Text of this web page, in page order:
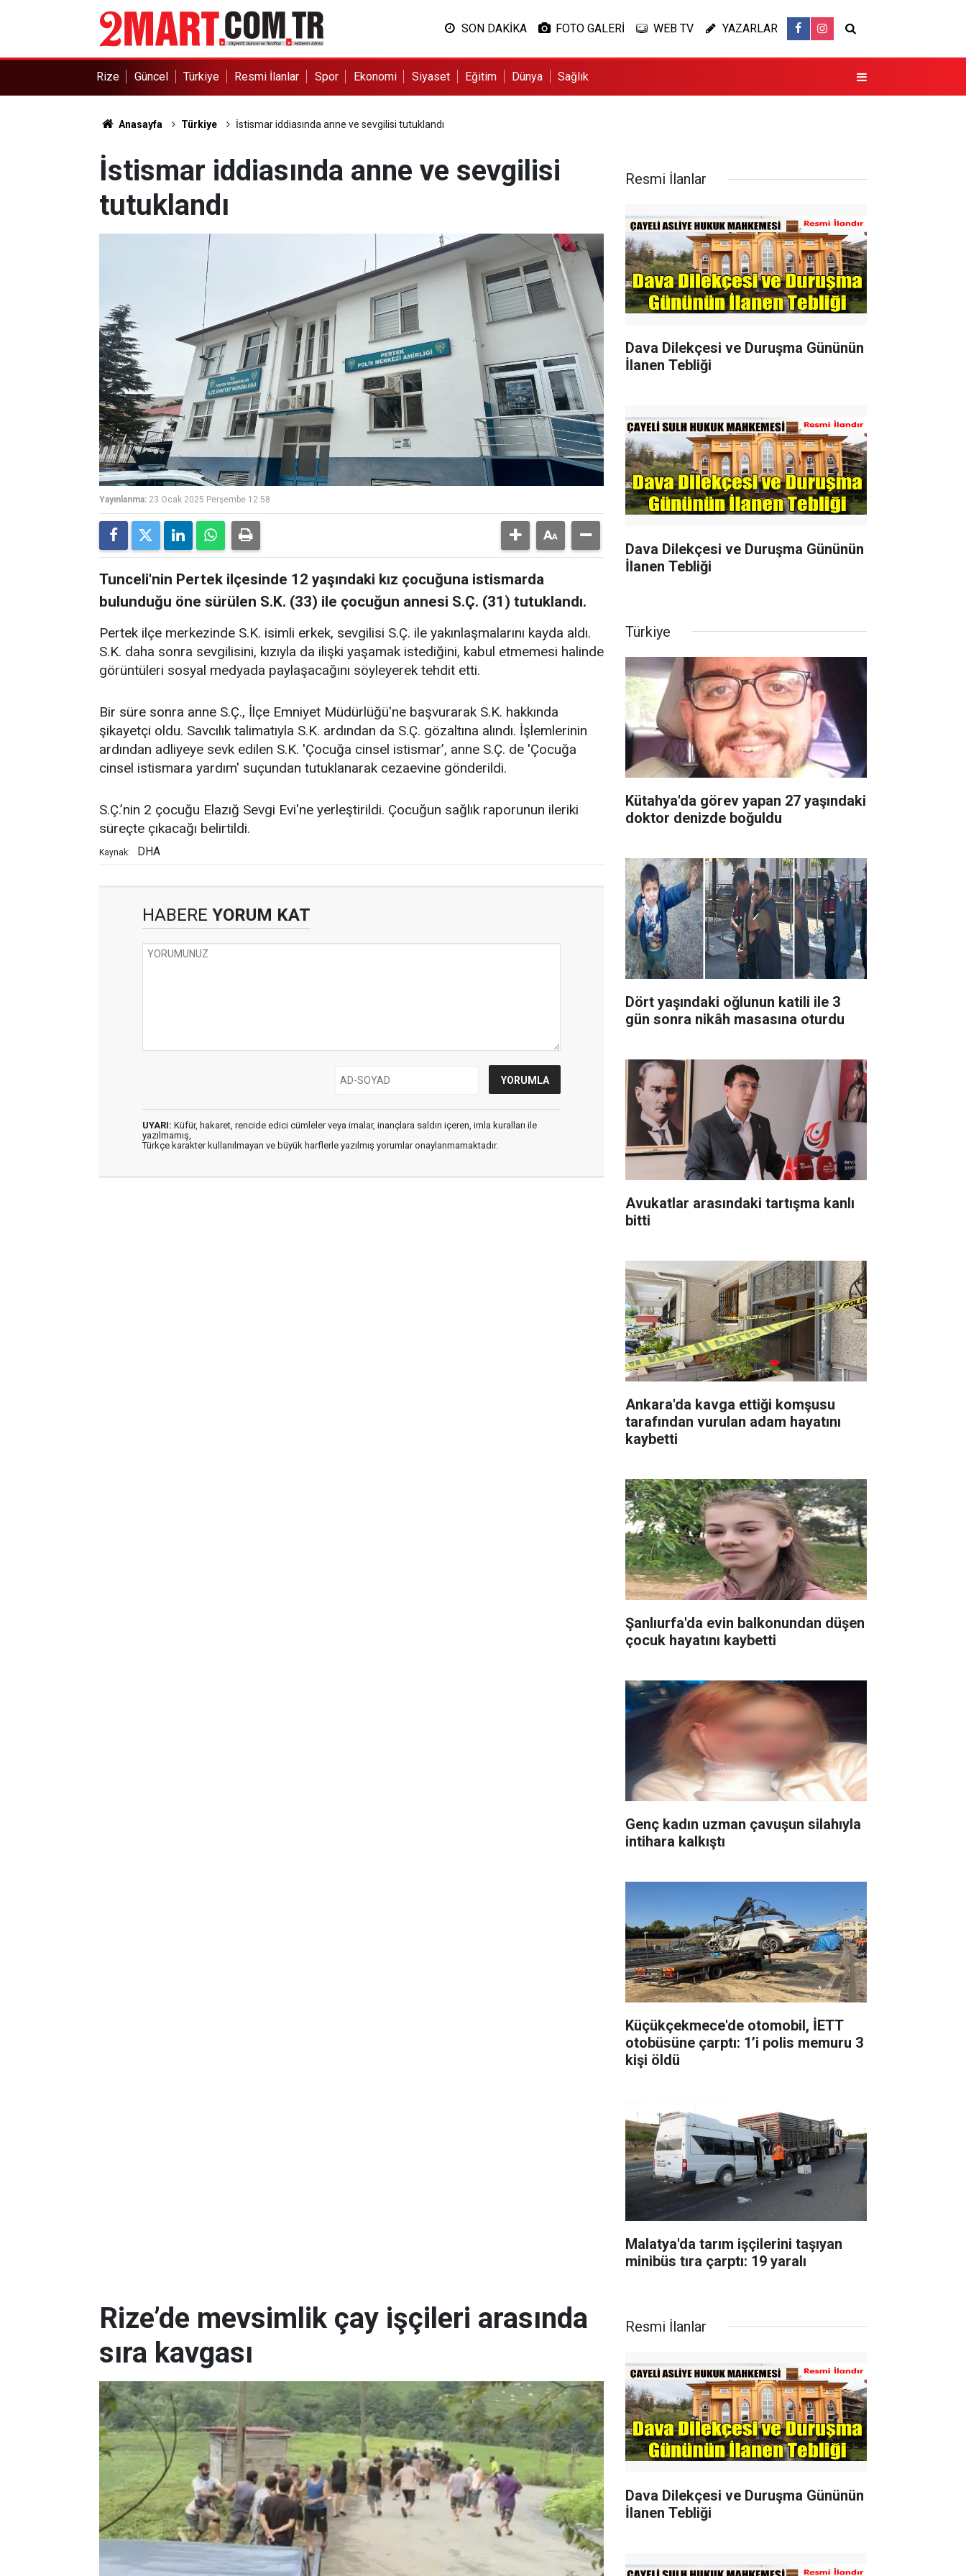
SON DAKİKA FOTO GALERİ WEB TV YAZARLAR
Rize Güncel Türkiye Resmi İlanlar Spor Ekonomi Siyaset Eğitim Dünya Sağlık
Anasayfa Türkiye İstismar iddiasında anne ve sevgilisi tutuklandı
İstismar iddiasında anne ve sevgilisi
tutuklandı
Yayınlanma: 23 Ocak 2025 Perşembe 12:58
Tunceli'nin Pertek ilçesinde 12 yaşındaki kız çocuğuna istismarda
bulunduğu öne sürülen S.K. (33) ile çocuğun annesi S.Ç. (31) tutuklandı.
Pertek ilçe merkezinde S.K. isimli erkek, sevgilisi S.Ç. ile yakınlaşmalarını kayda aldı.
S.K. daha sonra sevgilisini, kızıyla da ilişki yaşamak istediğini, kabul etmemesi halinde
görüntüleri sosyal medyada paylaşacağını söyleyerek tehdit etti.
Bir süre sonra anne S.Ç., İlçe Emniyet Müdürlüğü'ne başvurarak S.K. hakkında
şikayetçi oldu. Savcılık talimatıyla S.K. ardından da S.Ç. gözaltına alındı. İşlemlerinin
ardından adliyeye sevk edilen S.K. 'Çocuğa cinsel istismar’, anne S.Ç. de 'Çocuğa
cinsel istismara yardım' suçundan tutuklanarak cezaevine gönderildi.
S.Ç.’nin 2 çocuğu Elazığ Sevgi Evi'ne yerleştirildi. Çocuğun sağlık raporunun ileriki
süreçte çıkacağı belirtildi.
Kaynak: DHA
HABERE YORUM KAT
UYARI: Küfür, hakaret, rencide edici cümleler veya imalar, inançlara saldırı içeren, imla kuralları ile
yazılmamış,
Türkçe karakter kullanılmayan ve büyük harflerle yazılmış yorumlar onaylanmamaktadır.
Resmi İlanlar
Dava Dilekçesi ve Duruşma Gününün
İlanen Tebliği
Dava Dilekçesi ve Duruşma Gününün
İlanen Tebliği
Türkiye
Kütahya'da görev yapan 27 yaşındaki
doktor denizde boğuldu
Dört yaşındaki oğlunun katili ile 3
gün sonra nikâh masasına oturdu
Avukatlar arasındaki tartışma kanlı
bitti
Ankara'da kavga ettiği komşusu
tarafından vurulan adam hayatını
kaybetti
Şanlıurfa'da evin balkonundan düşen
çocuk hayatını kaybetti
Genç kadın uzman çavuşun silahıyla
intihara kalkıştı
Küçükçekmece'de otomobil, İETT
otobüsüne çarptı: 1’i polis memuru 3
kişi öldü
Malatya'da tarım işçilerini taşıyan
minibüs tıra çarptı: 19 yaralı
Rize’de mevsimlik çay işçileri arasında
sıra kavgası
Resmi İlanlar
Dava Dilekçesi ve Duruşma Gününün
İlanen Tebliği